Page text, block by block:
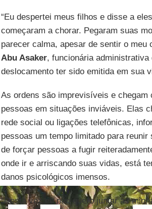
“Eu despertei meus filhos e disse a
começaram a chorar. Pegaram suas
parecer calma, apesar de sentir o meu
Abu Asaker, funcionária administrativa
deslocamento ter sido emitida em sua
As ordens são imprevisíveis e
pessoas em situações inviáveis. Elas
rede social ou ligações telefônicas,
pessoas um tempo limitado para
de forçar pessoas a fugir
onde ir e arriscando suas vidas, está
danos psicológicos imensos.
“Desta vez eu não quero juntar as